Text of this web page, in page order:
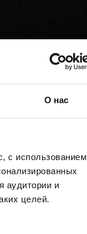
О нас
с использованием
аудитории и
целей.